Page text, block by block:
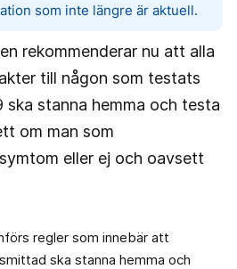
som inte längre är aktuell.
rekommenderar nu att alla
till någon som testats
stanna hemma och testa
om man som
eller ej och oavsett
regler som innebär att
ska stanna hemma och